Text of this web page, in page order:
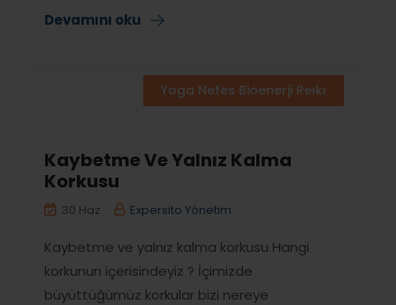
Devamını oku
Yoga Nefes Bioenerji Reıkı
Kaybetme Ve Yalnız Kalma
Korkusu
30 Haz Expersito Yönetim
Kaybetme ve yalnız kalma korkusu Hangi
korkunun içerisindeyiz ? İçimizde
büyüttüğümüz korkular bizi nereye